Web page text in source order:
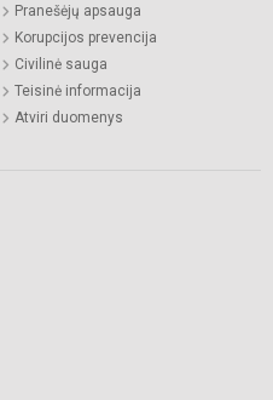
Pranešėjų apsauga
Korupcijos prevencija
Civilinė sauga
Teisinė informacija
Atviri duomenys